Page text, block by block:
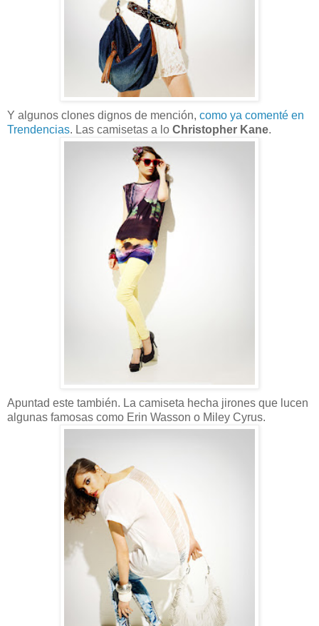
Y algunos clones dignos de mención, como ya comenté en
Trendencias. Las camisetas a lo Christopher Kane.
Apuntad este también. La camiseta hecha jirones que lucen
algunas famosas como Erin Wasson o Miley Cyrus.